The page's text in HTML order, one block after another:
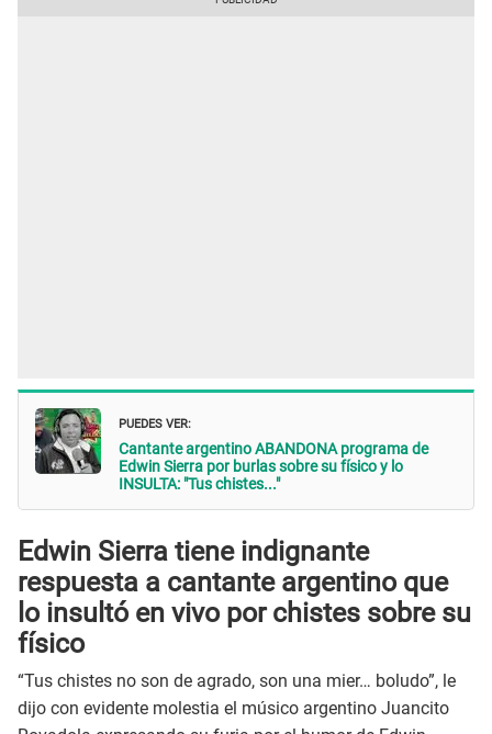
PUEDES VER:
Cantante argentino ABANDONA programa de
Edwin Sierra por burlas sobre su físico y lo
INSULTA: "Tus chistes..."
Edwin Sierra tiene indignante
respuesta a cantante argentino que
lo insultó en vivo por chistes sobre su
físico
“Tus chistes no son de agrado, son una mier… boludo”, le
dijo con evidente molestia el músico argentino Juancito